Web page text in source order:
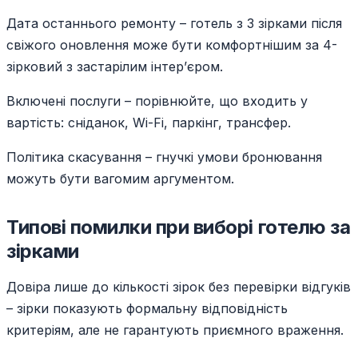
Дата останнього ремонту – готель з 3 зірками після
свіжого оновлення може бути комфортнішим за 4-
зірковий з застарілим інтер’єром.
Включені послуги – порівнюйте, що входить у
вартість: сніданок, Wi-Fi, паркінг, трансфер.
Політика скасування – гнучкі умови бронювання
можуть бути вагомим аргументом.
Типові помилки при виборі готелю за
зірками
Довіра лише до кількості зірок без перевірки відгуків
– зірки показують формальну відповідність
критеріям, але не гарантують приємного враження.